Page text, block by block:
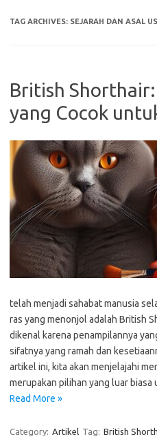
TAG ARCHIVES: SEJARAH DAN ASAL
British Shorthair:
yang Cocok
telah menjadi sahabat manusia
ras yang menonjol adalah British
dikenal karena penampilannya
sifatnya yang ramah dan
artikel ini, kita akan menjelajahi
merupakan pilihan yang luar
Read More »
Category: Artikel Tag: British